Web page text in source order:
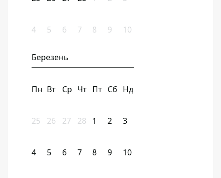
4 5 6 7 8 9 10
Березень
Пн Вт Ср Чт Пт Сб Нд
25 26 27 28 1 2 3
4 5 6 7 8 9 10